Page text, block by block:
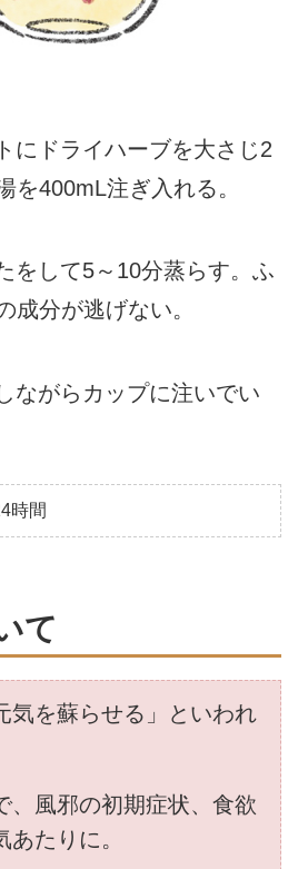
にドライハーブを大さじ2
を400mL注ぎ入れる。
をして5～10分蒸らす。ふ
成分が逃げない。
ながらカップに注いでい
時間
て
気を蘇らせる」といわれ
、風邪の初期症状、食欲
たりに。